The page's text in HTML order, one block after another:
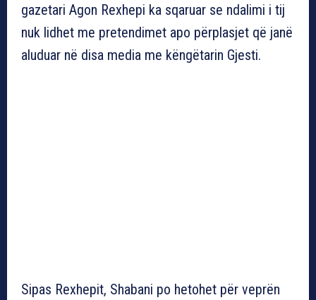
gazetari Agon Rexhepi ka sqaruar se ndalimi i tij
nuk lidhet me pretendimet apo përplasjet që janë
aluduar në disa media me këngëtarin Gjesti.
Sipas Rexhepit, Shabani po hetohet për veprën